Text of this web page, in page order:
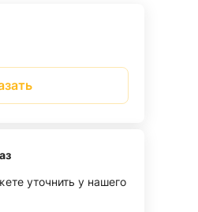
уточнить у нашего